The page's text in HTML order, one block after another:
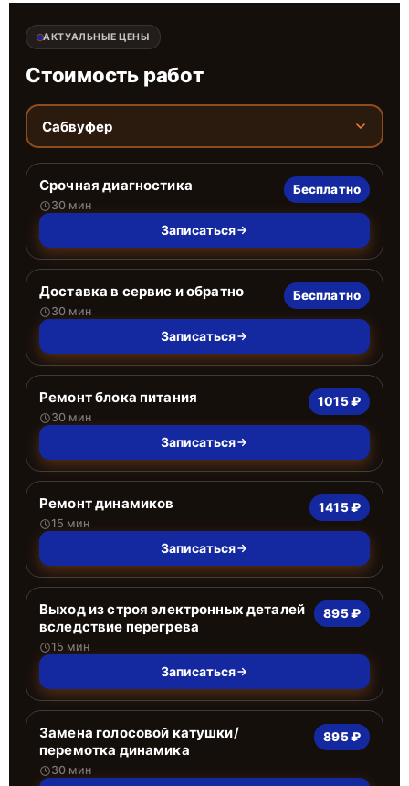
АКТУАЛЬНЫЕ ЦЕНЫ
Стоимость работ
Сабвуфер
Срочная диагностика
30 мин
Бесплатно
Записаться
Доставка в сервис и обратно
30 мин
Бесплатно
Записаться
Ремонт блока питания
30 мин
1015 ₽
Записаться
Ремонт динамиков
15 мин
1415 ₽
Записаться
Выход из строя электронных деталей
вследствие перегрева
15 мин
895 ₽
Записаться
Замена голосовой катушки/
перемотка динамика
30 мин
895 ₽